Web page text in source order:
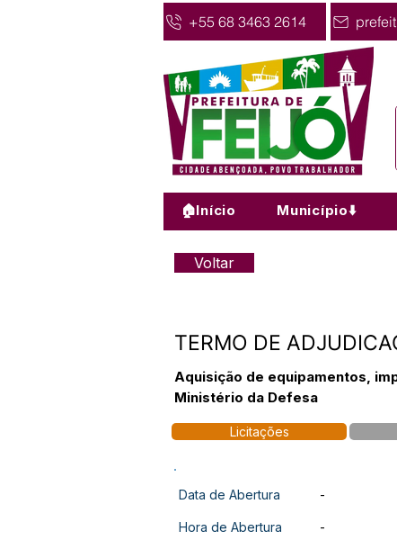
+55 68 3463 2614
🏠Início Município⬇️
Voltar
TERMO DE
Aquisição de equipamentos,
Ministério da Defesa
Licitações
Data de Abertura -
Hora de Abertura -